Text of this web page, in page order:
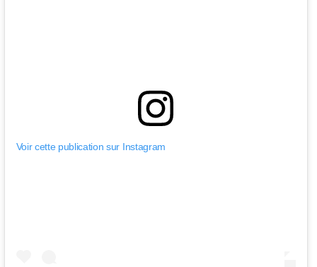
Voir cette publication sur Instagram